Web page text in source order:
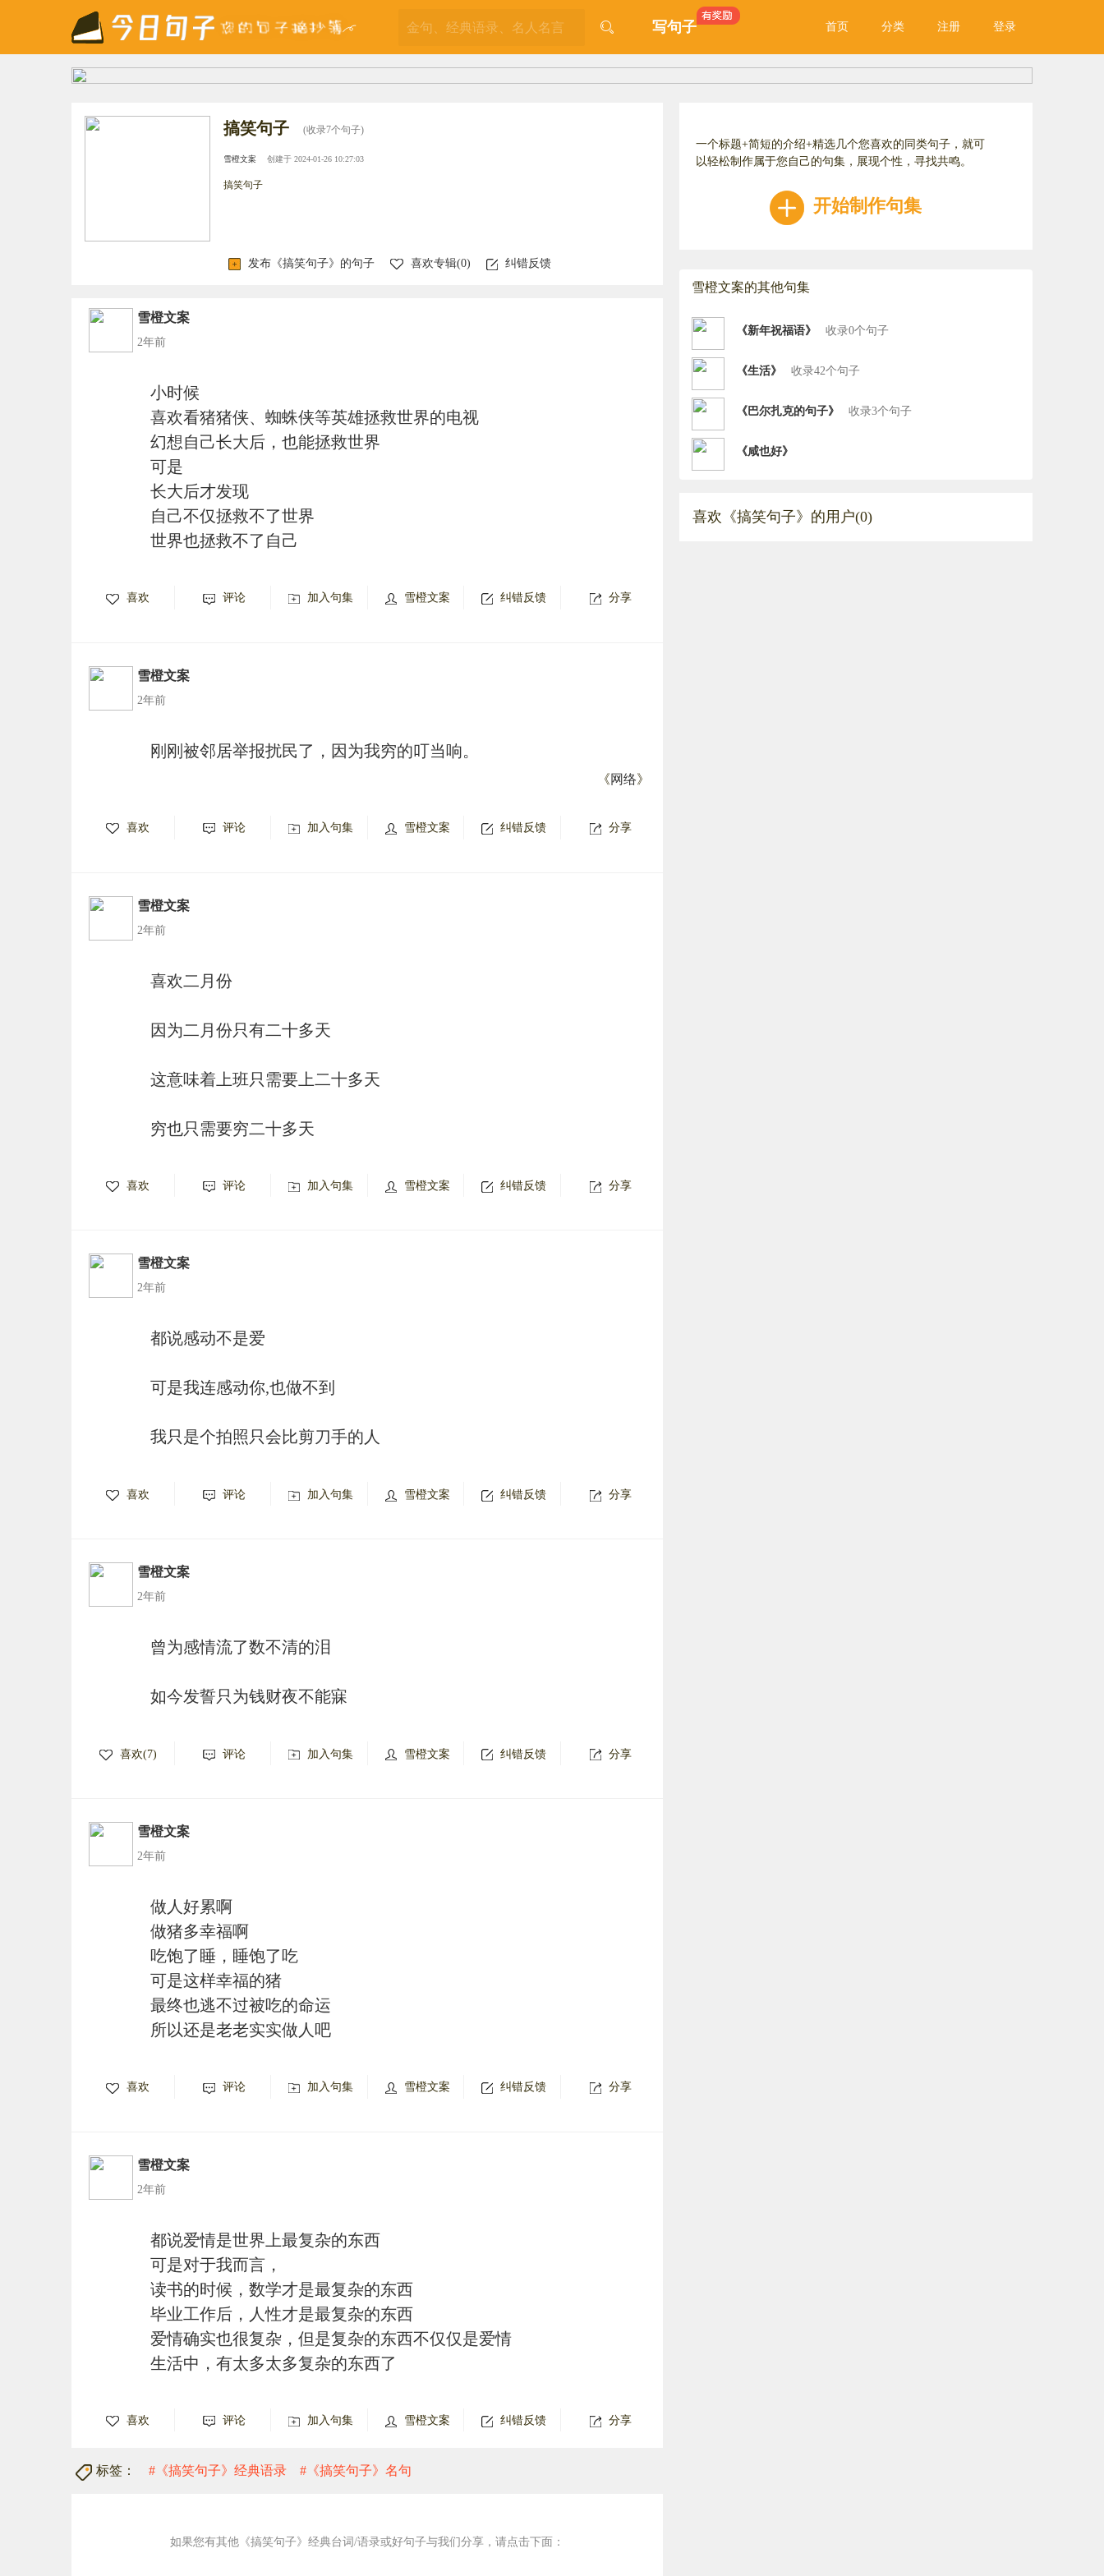
写句子 首页 分类 注册 登录
搞笑句子 (收录7个句子)
雪橙文案 创建于 2024-01-26 10:27:03
搞笑句子
发布《搞笑句子》的句子 喜欢专辑(0) 纠错反馈
雪橙文案
2年前
小时候
喜欢看猪猪侠、蜘蛛侠等英雄拯救世界的电视
幻想自己长大后，也能拯救世界
可是
长大后才发现
自己不仅拯救不了世界
世界也拯救不了自己
喜欢 评论 加入句集 雪橙文案 纠错反馈 分享
雪橙文案
2年前
刚刚被邻居举报扰民了，因为我穷的叮当响。
《网络》
喜欢 评论 加入句集 雪橙文案 纠错反馈 分享
雪橙文案
2年前
喜欢二月份
因为二月份只有二十多天
这意味着上班只需要上二十多天
穷也只需要穷二十多天
喜欢 评论 加入句集 雪橙文案 纠错反馈 分享
雪橙文案
2年前
都说感动不是爱
可是我连感动你,也做不到
我只是个拍照只会比剪刀手的人
喜欢 评论 加入句集 雪橙文案 纠错反馈 分享
雪橙文案
2年前
曾为感情流了数不清的泪
如今发誓只为钱财夜不能寐
喜欢(7) 评论 加入句集 雪橙文案 纠错反馈 分享
雪橙文案
2年前
做人好累啊
做猪多幸福啊
吃饱了睡，睡饱了吃
可是这样幸福的猪
最终也逃不过被吃的命运
所以还是老老实实做人吧
喜欢 评论 加入句集 雪橙文案 纠错反馈 分享
雪橙文案
2年前
都说爱情是世界上最复杂的东西
可是对于我而言，
读书的时候，数学才是最复杂的东西
毕业工作后，人性才是最复杂的东西
爱情确实也很复杂，但是复杂的东西不仅仅是爱情
生活中，有太多太多复杂的东西了
喜欢 评论 加入句集 雪橙文案 纠错反馈 分享
标签： #《搞笑句子》经典语录 #《搞笑句子》名句
如果您有其他《搞笑句子》经典台词/语录或好句子与我们分享，请点击下面：
一个标题+简短的介绍+精选几个您喜欢的同类句子，就可
以轻松制作属于您自己的句集，展现个性，寻找共鸣。
开始制作句集
雪橙文案的其他句集
《新年祝福语》 收录0个句子
《生活》 收录42个句子
《巴尔扎克的句子》 收录3个句子
《咸也好》
喜欢《搞笑句子》的用户(0)